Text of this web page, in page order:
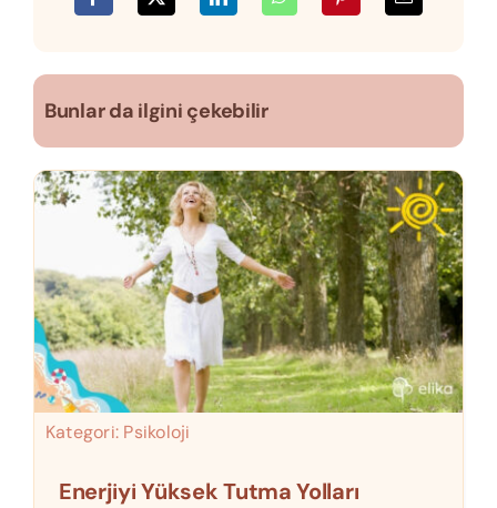
Bunlar da ilgini çekebilir
Kategori: Psikoloji
Enerjiyi Yüksek Tutma Yolları